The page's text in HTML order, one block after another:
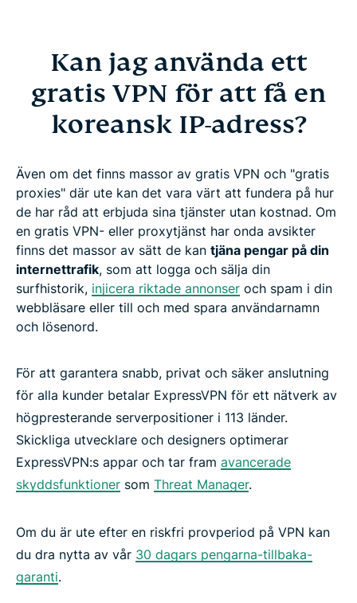
Kan jag använda ett
gratis VPN för att få en
koreansk IP-adress?
Även om det finns massor av gratis VPN och "gratis
proxies" där ute kan det vara värt att fundera på hur
de har råd att erbjuda sina tjänster utan kostnad. Om
en gratis VPN- eller proxytjänst har onda avsikter
finns det massor av sätt de kan tjäna pengar på din
internettrafik, som att logga och sälja din
surfhistorik, injicera riktade annonser och spam i din
webbläsare eller till och med spara användarnamn
och lösenord.
För att garantera snabb, privat och säker anslutning
för alla kunder betalar ExpressVPN för ett nätverk av
högpresterande serverpositioner i 113 länder.
Skickliga utvecklare och designers optimerar
ExpressVPN:s appar och tar fram avancerade
skyddsfunktioner som Threat Manager.
Om du är ute efter en riskfri provperiod på VPN kan
du dra nytta av vår 30 dagars pengarna-tillbaka-
garanti.